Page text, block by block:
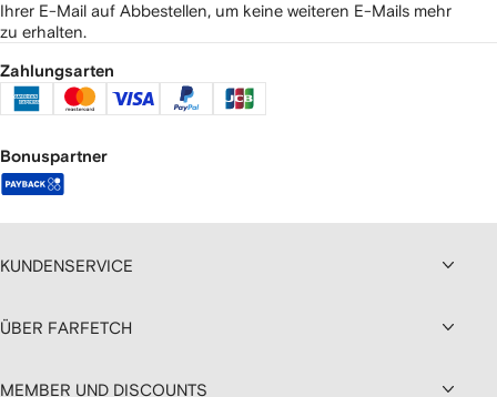
Ihrer E-Mail auf Abbestellen, um keine weiteren E-Mails mehr
zu erhalten.
Zahlungsarten
Bonuspartner
KUNDENSERVICE
ÜBER FARFETCH
MEMBER UND DISCOUNTS